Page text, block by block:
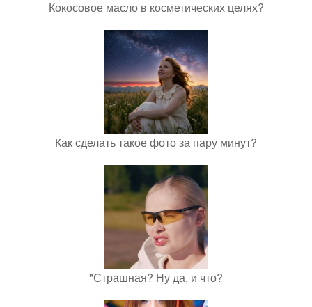
Кокосовое масло в косметических целях?
Как сделать такое фото за пару минут?
"Страшная? Ну да, и что?